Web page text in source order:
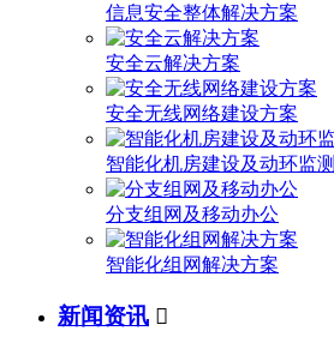
信息安全整体解决方案
安全云解决方案
安全无线网络建设方案
智能化机房建设及动环监测
分支组网及移动办公
智能化组网解决方案
新闻资讯 